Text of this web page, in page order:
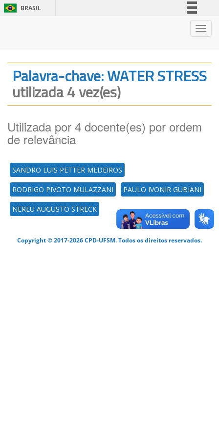
BRASIL
Legislação
Palavra-chave: WATER STRESS
utilizada 4 vez(es)
Utilizada por 4 docente(es) por ordem
de relevância
SANDRO LUIS PETTER MEDEIROS
RODRIGO PIVOTO MULAZZANI PAULO IVONIR GUBIANI
NEREU AUGUSTO STRECK
Copyright © 2017-2026 CPD-UFSM. Todos os direitos reservados.